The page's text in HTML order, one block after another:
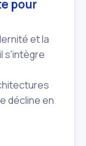
pour
et la
s'intègre
décline en